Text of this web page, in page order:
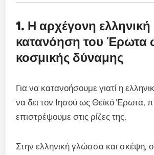
1. Η αρχέγονη ελληνική
κατανόηση του Έρωτα
κοσμικής δύναμης
Για να κατανοήσουμε γιατί η
να δει τον Ιησού ως Θεϊκό Έρωτα,
επιστρέψουμε στις ρίζες της.
Στην ελληνική γλώσσα και σκέψη,